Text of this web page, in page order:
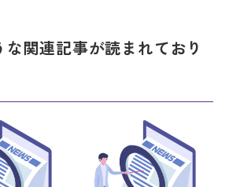
関連記事が読まれており